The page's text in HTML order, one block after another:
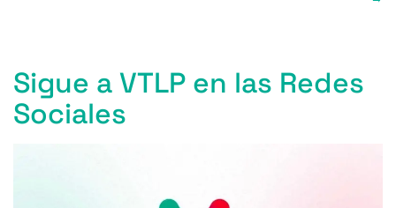
Sigue a VTLP en las Redes
Sociales